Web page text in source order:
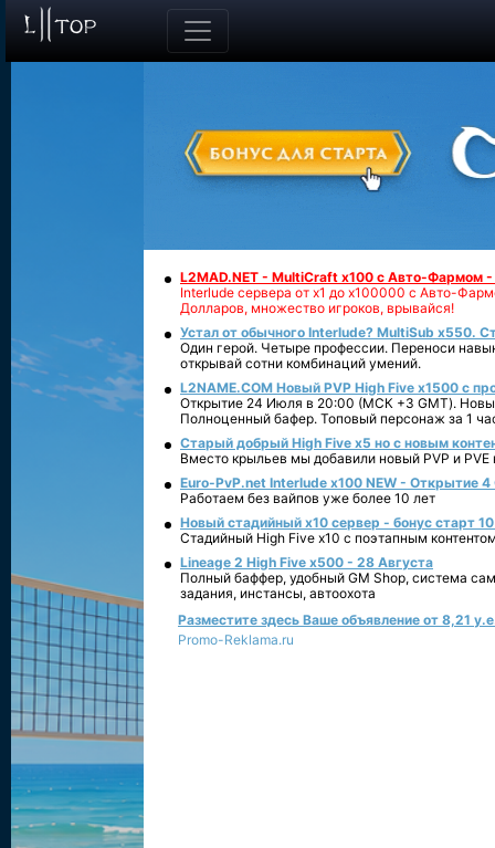
L2MAD.NET - MultiCraft x100 с Авто-Фармом
Interlude сервера от х1 до х100000 с Авто-
Долларов, множество игроков, врывайся!
Устал от обычного Interlude? MultiSub x550.
Один герой. Четыре профессии. Переноси
открывай сотни комбинаций умений.
L2NAME.COM Новый PVP High Five x1500 с
Открытие 24 Июля в 20:00 (МСК +3 GMT).
Полноценный бафер. Топовый персонаж за 1
Старый добрый High Five x5 но с новым
Вместо крыльев мы добавили новый PVP и PVE
Euro-PvP.net Interlude х100 NEW - Открытие 4
Работаем без вайпов уже более 10 лет
Новый стадийный х10 сервер - бонус старт
Стадийный High Five x10 с поэтапным
Lineage 2 High Five x500 - 28 Августа
Полный баффер, удобный GM Shop, система
задания, инстансы, автоохота
Разместите здесь Ваше объявление от 8,21
Promo-Reklama.ru